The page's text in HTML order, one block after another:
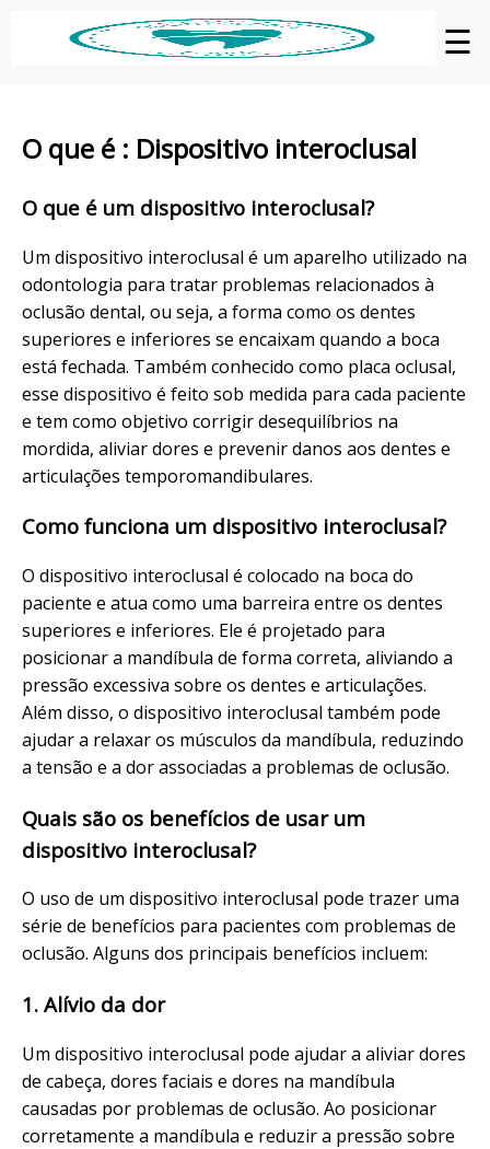
☰
O que é : Dispositivo interoclusal
O que é um dispositivo interoclusal?
Um dispositivo interoclusal é um aparelho utilizado na
odontologia para tratar problemas relacionados à
oclusão dental, ou seja, a forma como os dentes
superiores e inferiores se encaixam quando a boca
está fechada. Também conhecido como placa oclusal,
esse dispositivo é feito sob medida para cada paciente
e tem como objetivo corrigir desequilíbrios na
mordida, aliviar dores e prevenir danos aos dentes e
articulações temporomandibulares.
Como funciona um dispositivo interoclusal?
O dispositivo interoclusal é colocado na boca do
paciente e atua como uma barreira entre os dentes
superiores e inferiores. Ele é projetado para
posicionar a mandíbula de forma correta, aliviando a
pressão excessiva sobre os dentes e articulações.
Além disso, o dispositivo interoclusal também pode
ajudar a relaxar os músculos da mandíbula, reduzindo
a tensão e a dor associadas a problemas de oclusão.
Quais são os benefícios de usar um
dispositivo interoclusal?
O uso de um dispositivo interoclusal pode trazer uma
série de benefícios para pacientes com problemas de
oclusão. Alguns dos principais benefícios incluem:
1. Alívio da dor
Um dispositivo interoclusal pode ajudar a aliviar dores
de cabeça, dores faciais e dores na mandíbula
causadas por problemas de oclusão. Ao posicionar
corretamente a mandíbula e reduzir a pressão sobre